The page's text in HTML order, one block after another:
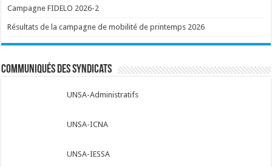
Campagne FIDELO 2026-2
Résultats de la campagne de mobilité de printemps 2026
Communiqués des syndicats
UNSA-Administratifs
UNSA-ICNA
UNSA-IESSA